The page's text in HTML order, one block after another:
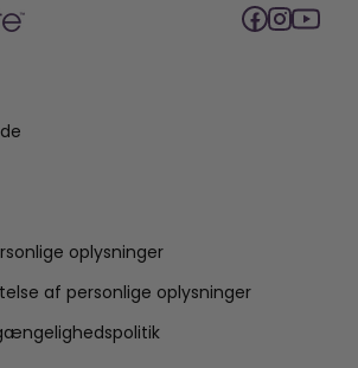
oplysninger
af personlige oplysninger